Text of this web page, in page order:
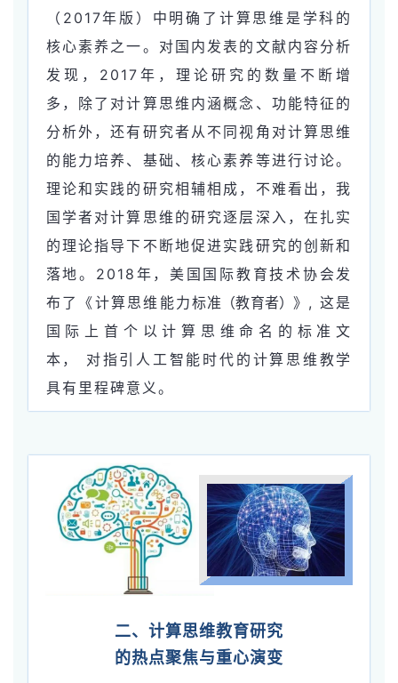
（2017年版）中明确了计算思维是学科的
核心素养之一。对国内发表的文献内容分析
发现，2017年，理论研究的数量不断增
多，除了对计算思维内涵概念、功能特征的
分析外，还有研究者从不同视角对计算思维
的能力培养、基础、核心素养等进行讨论。
理论和实践的研究相辅相成，不难看出，我
国学者对计算思维的研究逐层深入，在扎实
的理论指导下不断地促进实践研究的创新和
落地。 2018年，美国国际教育技术协会发
布了《计算思维能力标准（教育者）》 , 这是
国际上首个以计算思维命名的标准文
本， 对指引人工智能时代的计算思维教学
具有里程碑意义。
二、计算思维教育研究
的热点聚焦与重心演变